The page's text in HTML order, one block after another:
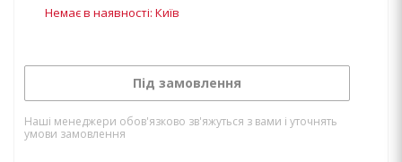
Немає в наявності: Київ
Під замовлення
Наші менеджери обов'язково зв'яжуться з вами і уточнять
умови замовлення